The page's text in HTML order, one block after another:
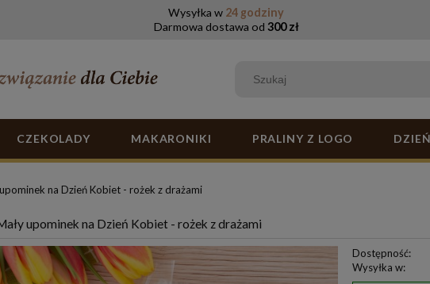
Wysyłka w 24 godziny
Darmowa dostawa od 300 zł
CZEKOLADY MAKARONIKI PRALINY Z LOGO
na Dzień Kobiet - rożek z drażami
upominek na Dzień Kobiet - rożek z drażami
Dostępność:
Wysyłka w: